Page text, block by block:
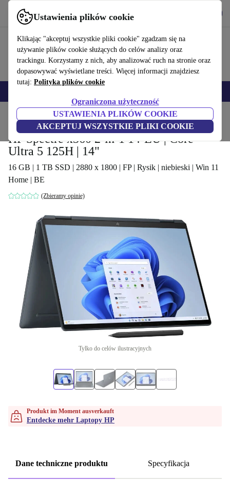
Ustawienia plików cookie
Klikając "akceptuj wszystkie pliki cookie" zgadzam się na
używanie plików cookie służących do celów analizy oraz
trackingu. Korzystamy z nich, aby analizować ruch na stronie oraz
dopasowywać wyświetlane treści. Więcej informacji znajdziesz
tutaj: Polityka plików cookie
Ograniczona użyteczność
USTAWIENIA PLIKÓW COOKIE
AKCEPTUJ WSZYSTKIE PLIKI COOKIE
Korzystaj z refurbed szybko i łatwo
Produkty Laptopy Laptopy HP
HP Spectre x360 2-in-1 14-EU | Core
Ultra 5 125H | 14"
16 GB | 1 TB SSD | 2880 x 1800 | FP | Rysik | niebieski | Win 11
Home | BE
(Zbieramy opinie)
Tylko do celów ilustracyjnych
Produkt im Moment ausverkauft
Entdecke mehr Laptopy HP
Dane techniczne produktu Specyfikacja